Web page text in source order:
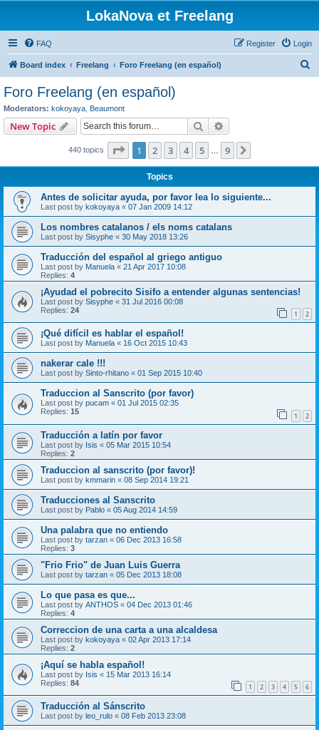
LokaNova et Freelang
FAQ Login
Register
Board index Freelang Foro Freelang (en español)
Foro Freelang (en español)
Moderators: kokoyaya Beaumont
New Topic Search
440 topics Page 1of 9
1 2 3 4 5 9
Topics
Antes de solicitar ayuda, por favor lea lo siguiente...
Last post by kokoyaya « 07 Jan 2009 14:12
Los nombres catalanos / els noms catalans
Last post by Sisyphe « 30 May 2018 13:26
Traducción del español al griego antiguo
Last post by Manuela « 21 Apr 2017 10:08
Replies: 4
¡Ayudad el pobrecito Sisifo a entender algunas sentencias!
Last post by Sisyphe « 31 Jul 2016 00:08
Replies: 24 1 2
¡Qué difícil es hablar el español!
Last post by Manuela « 16 Oct 2015 10:43
nakerar cale !!!
Last post by Sinto-rhitano « 01 Sep 2015 10:40
Traduccion al Sanscrito (por favor)
Last post by pucam « 01 Jul 2015 02:35
Replies: 15 1 2
Traducción a latín por favor
Last post by Isis « 05 Mar 2015 10:54
Replies: 2
Traduccion al sanscrito (por favor)!
Last post by kmmarin « 08 Sep 2014 19:21
Traducciones al Sanscrito
Last post by Pablo « 05 Aug 2014 14:59
Una palabra que no entiendo
Last post by tarzan « 06 Dec 2013 16:58
Replies: 3
"Frio Frio" de Juan Luis Guerra
Last post by tarzan « 05 Dec 2013 18:08
Lo que pasa es que...
Last post by ANTHOS « 04 Dec 2013 01:46
Replies: 4
Correccion de una carta a una alcaldesa
Last post by kokoyaya « 02 Apr 2013 17:14
Replies: 2
¡Aquí se habla español!
Last post by Isis « 15 Mar 2013 16:14
Replies: 84 1 2 3 4 5 6
Traducción al Sánscrito
Last post by leo_rulo « 08 Feb 2013 23:08